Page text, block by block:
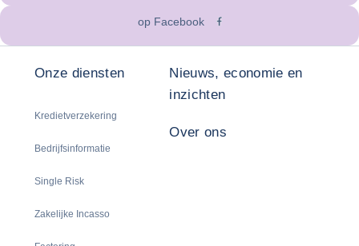
op Facebook
Onze diensten
Kredietverzekering
Bedrijfsinformatie
Single Risk
Zakelijke Incasso
Nieuws, economie en
inzichten
Over ons